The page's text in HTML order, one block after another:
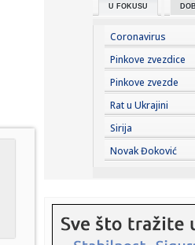
11:25:
Vučević
11:22:Amerikanci
Ormuskom
11:19:Vučić dočekao
Pa...
11:19:Nastavak
isteka u...
11:15: Šok otkriće u
koj...
U FOKUSU
Coronavirus
Pinkove zvezdice
Pinkove zvezde
Rat u Ukrajini
Sirija
Novak Đoković